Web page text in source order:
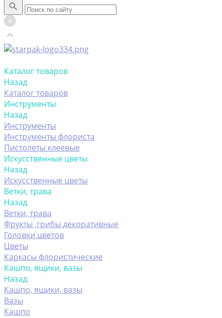
Каталог товаров
Назад
Каталог товаров
Инструменты
Назад
Инструменты
Инструменты флориста
Пистолеты клеевые
Искусственные цветы
Назад
Искусственные цветы
Ветки, трава
Назад
Ветки, трава
Фрукты ,грибы декоративные
Головки цветов
Цветы
Каркасы флористические
Кашпо, ящики, вазы
Назад
Кашпо, ящики, вазы
Вазы
Кашпо